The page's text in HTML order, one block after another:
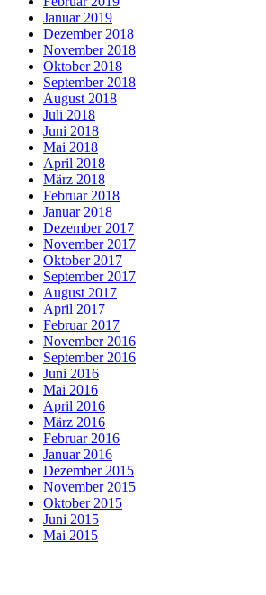
Januar 2019
Dezember 2018
November 2018
Oktober 2018
September 2018
August 2018
Juli 2018
Juni 2018
Mai 2018
April 2018
März 2018
Februar 2018
Januar 2018
Dezember 2017
November 2017
Oktober 2017
September 2017
August 2017
April 2017
Februar 2017
November 2016
September 2016
Juni 2016
Mai 2016
April 2016
März 2016
Februar 2016
Januar 2016
Dezember 2015
November 2015
Oktober 2015
Juni 2015
Mai 2015